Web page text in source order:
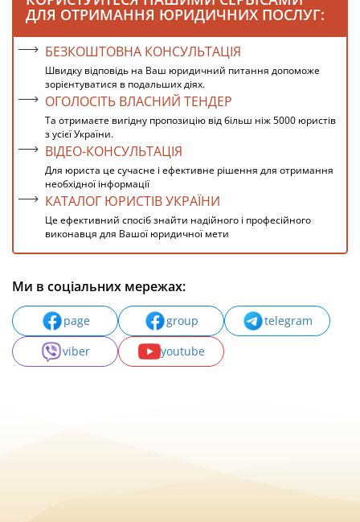
ДЛЯ ОТРИМАННЯ ЮРИДИЧНИХ ПОСЛУГ:
БЕЗКОШТОВНА КОНСУЛЬТАЦІЯ
Швидку відповідь на Ваш юридичний питання допоможе
зорієнтуватися в подальших діях.
ОГОЛОСІТЬ ВЛАСНИЙ ТЕНДЕР
Та отримаєте вигідну пропозицію від більш ніж 5000 юристів
з усієї України.
ВІДЕО-КОНСУЛЬТАЦІЯ
Для юриста це сучасне і ефективне рішення для отримання
необхідної інформації
КАТАЛОГ ЮРИСТІВ УКРАЇНИ
Це ефективний спосіб знайти надійного і професійного
виконавця для Вашої юридичної мети
Ми в соціальних мережах:
page group
telegram
viber
youtube